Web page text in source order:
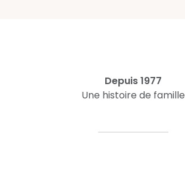
Depuis 1977
Une histoire de famille